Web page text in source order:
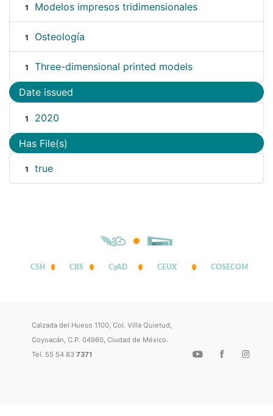
1 Modelos impresos tridimensionales
1 Osteología
1 Three-dimensional printed models
Date issued
1 2020
Has File(s)
1 true
CSH CBS CyAD CEUX COSECOM
Calzada del Hueso 1100, Col. Villa Quietud,
Coyoacán, C.P. 04960, Ciudad de México.
Tel. 55 54 837371